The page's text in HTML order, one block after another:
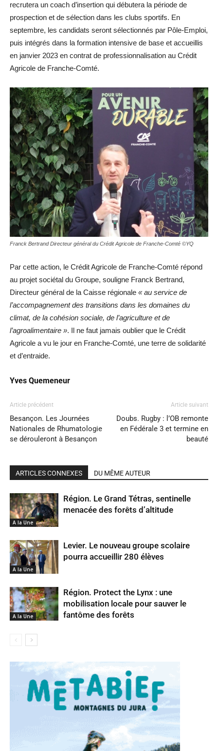
recrutera un coach d’insertion qui débutera la période de
prospection et de sélection dans les clubs sportifs. En
septembre, les candidats seront sélectionnés par Pôle-Emploi,
puis intégrés dans la formation intensive de base et accueillis
en janvier 2023 en contrat de professionnalisation au Crédit
Agricole de Franche-Comté.
Franck Bertrand Directeur général du Crédit Agricole de Franche-Comté ©YQ
Par cette action, le Crédit Agricole de Franche-Comté répond
au projet sociétal du Groupe, souligne Franck Bertrand,
Directeur général de la Caisse régionale « au service de
l’accompagnement des transitions dans les domaines du
climat, de la cohésion sociale, de l’agriculture et de
l’agroalimentaire ». Il ne faut jamais oublier que le Crédit
Agricole a vu le jour en Franche-Comté, une terre de solidarité
et d’entraide.
Yves Quemeneur
Article précédent
Besançon. Les Journées
Nationales de Rhumatologie
se dérouleront à Besançon
Article suivant
Doubs. Rugby : l’OB remonte
en Fédérale 3 et termine en
beauté
ARTICLES CONNEXES DU MÊME AUTEUR
A la Une
Région. Le Grand Tétras, sentinelle
menacée des forêts d’altitude
A la Une
Levier. Le nouveau groupe scolaire
pourra accueillir 280 élèves
A la Une
Région. Protect the Lynx : une
mobilisation locale pour sauver le
fantôme des forêts